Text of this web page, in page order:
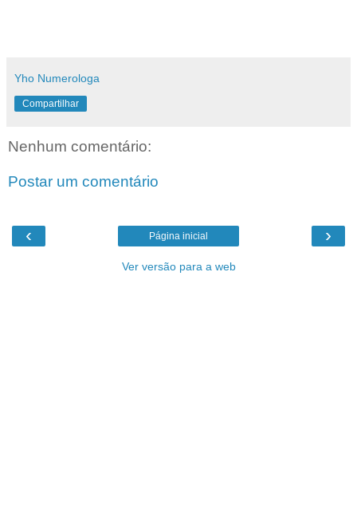
Yho Numerologa
Compartilhar
Nenhum comentário:
Postar um comentário
‹ ›
Página inicial
Ver versão para a web